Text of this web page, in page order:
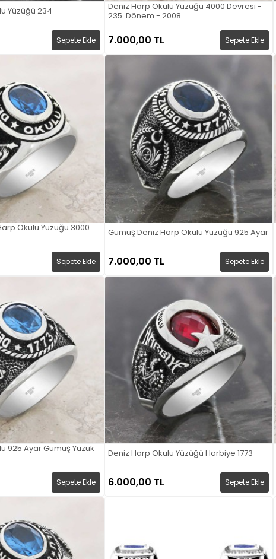
Yüzüğü 234
Sepete Ekle
Deniz Harp Okulu Yüzüğü 4000 Devresi -
235. Dönem - 2008
7.000,00 TL Sepete Ekle
Okulu Yüzüğü 3000
Sepete Ekle
Gümüş Deniz Harp Okulu Yüzüğü 925 Ayar
7.000,00 TL Sepete Ekle
925 Ayar Gümüş Yüzük
Sepete Ekle
Deniz Harp Okulu Yüzüğü Harbiye 1773
6.000,00 TL Sepete Ekle